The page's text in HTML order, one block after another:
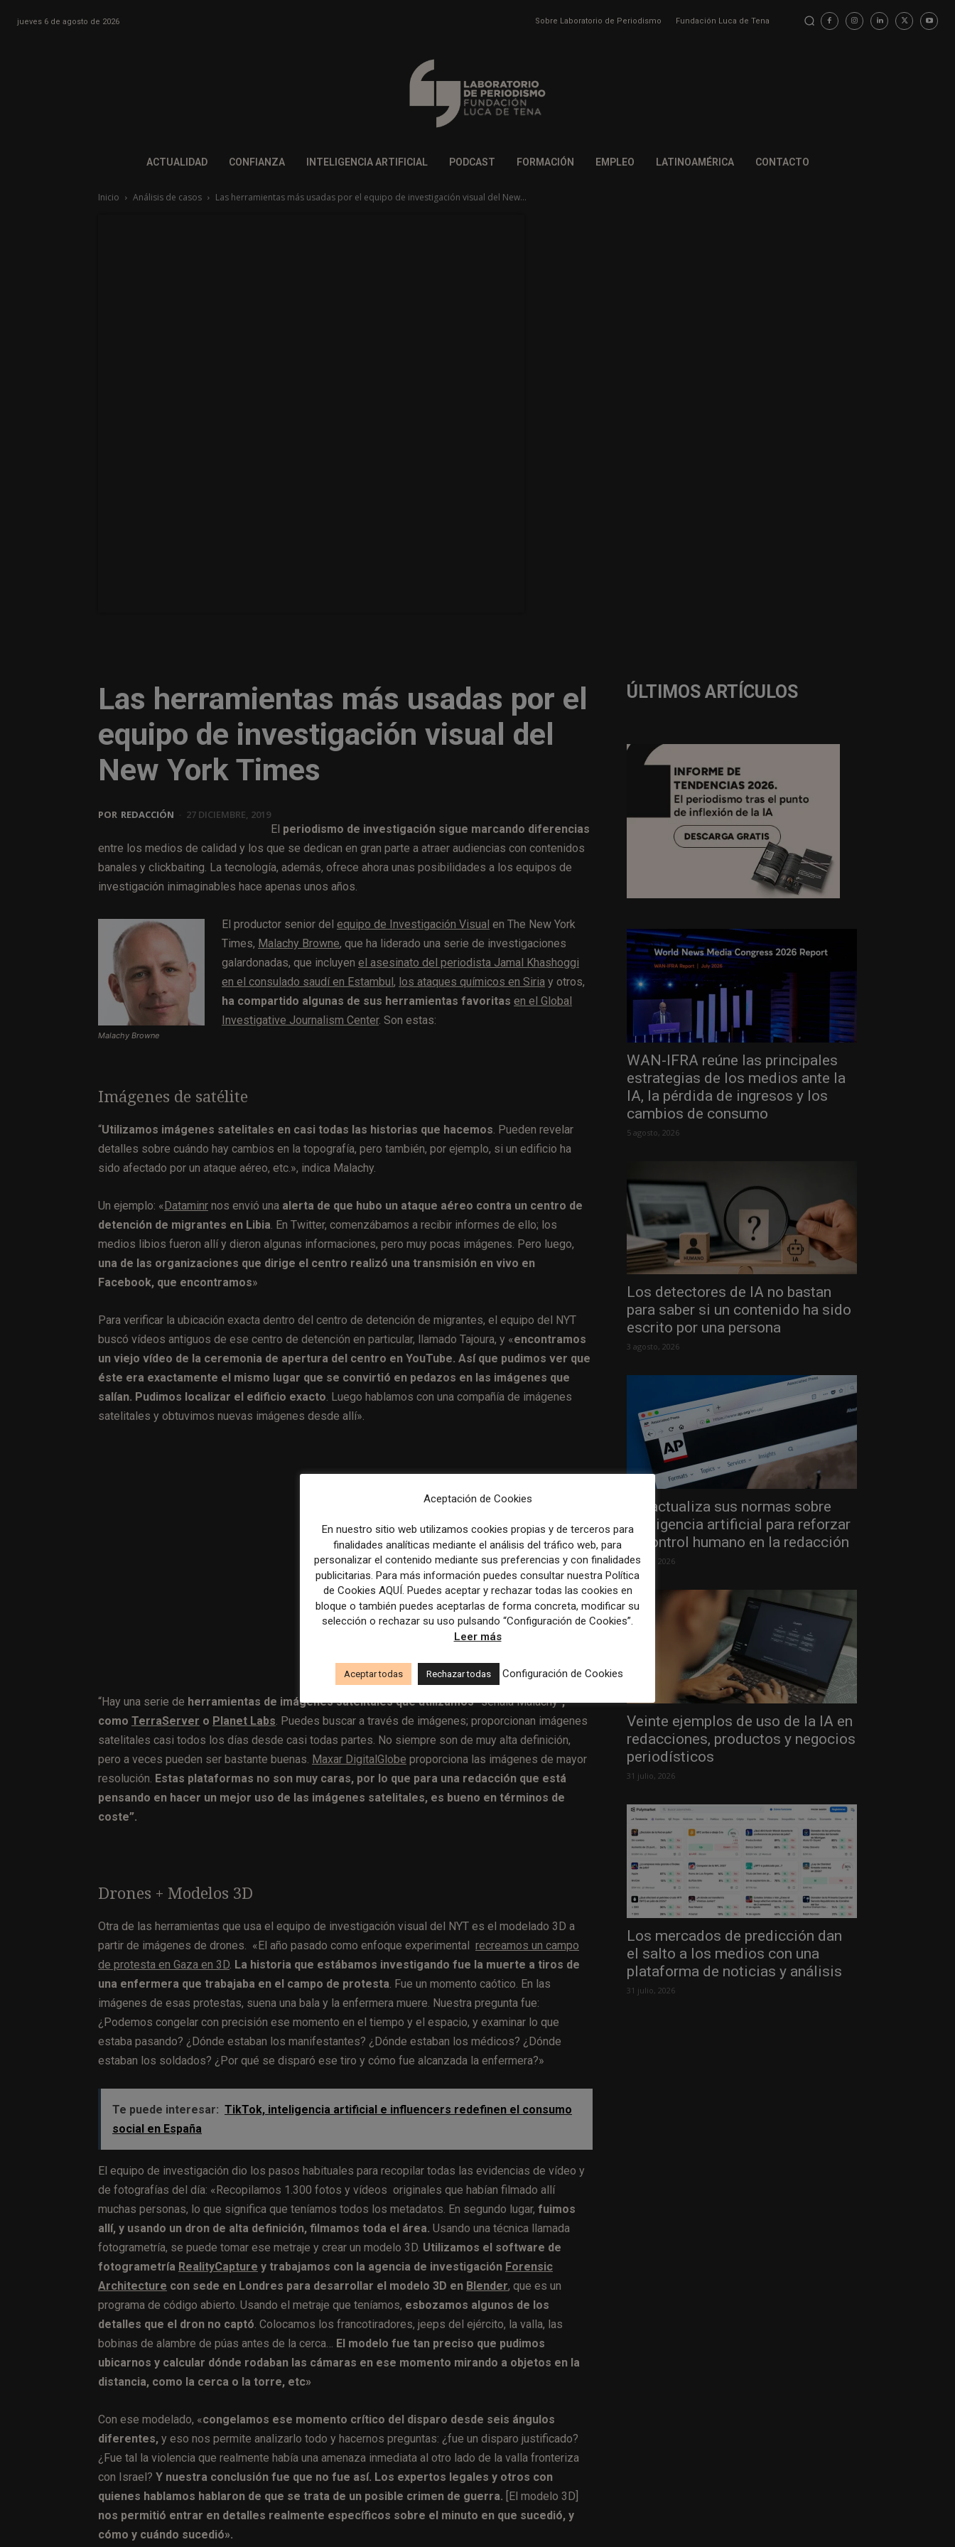
jueves 6 de agosto de 2026 Sobre Laboratorio de Periodismo Fundación Luca de Tena
ACTUALIDAD CONFIANZA INTELIGENCIA ARTIFICIAL PODCAST FORMACIÓN EMPLEO LATINOAMÉRICA CONTACTO
Inicio Análisis de casos Las herramientas más usadas por el equipo de investigación visual del New...
Las herramientas más usadas por el
equipo de investigación visual del
New York Times
POR REDACCIÓN 27 DICIEMBRE, 2019
El periodismo de investigación sigue marcando diferencias
entre los medios de calidad y los que se dedican en gran parte a atraer audiencias con contenidos
banales y clickbaiting. La tecnología, además, ofrece ahora unas posibilidades a los equipos de
investigación inimaginables hace apenas unos años.
Malachy Browne
El productor senior del equipo de Investigación Visual en The New York
Times, Malachy Browne, que ha liderado una serie de investigaciones
galardonadas, que incluyen el asesinato del periodista Jamal Khashoggi
en el consulado saudí en Estambul , los ataques químicos en Siria y otros,
ha compartido algunas de sus herramientas favoritas en el Global
Investigative Journalism Center. Son estas:
Imágenes de satélite
“Utilizamos imágenes satelitales en casi todas las historias que hacemos. Pueden revelar
detalles sobre cuándo hay cambios en la topografía, pero también, por ejemplo, si un edificio ha
sido afectado por un ataque aéreo, etc.», indica Malachy.
Un ejemplo: « Dataminr nos envió una alerta de que hubo un ataque aéreo contra un centro de
detención de migrantes en Libia. En Twitter, comenzábamos a recibir informes de ello; los
medios libios fueron allí y dieron algunas informaciones, pero muy pocas imágenes. Pero luego,
una de las organizaciones que dirige el centro realizó una transmisión en vivo en
Facebook, que encontramos»
Para verificar la ubicación exacta dentro del centro de detención de migrantes, el equipo del NYT
buscó vídeos antiguos de ese centro de detención en particular, llamado Tajoura, y «encontramos
un viejo vídeo de la ceremonia de apertura del centro en YouTube. Así que pudimos ver que
éste era exactamente el mismo lugar que se convirtió en pedazos en las imágenes que
salían. Pudimos localizar el edificio exacto. Luego hablamos con una compañía de imágenes
satelitales y obtuvimos nuevas imágenes desde allí».
“Hay una serie de herramientas de imágenes satelitales que utilizamos-señala Malachy-,
como TerraServer o Planet Labs. Puedes buscar a través de imágenes; proporcionan imágenes
satelitales casi todos los días desde casi todas partes. No siempre son de muy alta definición,
pero a veces pueden ser bastante buenas. Maxar DigitalGlobe proporciona las imágenes de mayor
resolución. Estas plataformas no son muy caras, por lo que para una redacción que está
pensando en hacer un mejor uso de las imágenes satelitales, es bueno en términos de
coste”.
Drones + Modelos 3D
Otra de las herramientas que usa el equipo de investigación visual del NYT es el modelado 3D a
partir de imágenes de drones. «El año pasado como enfoque experimental recreamos un campo
de protesta en Gaza en 3D. La historia que estábamos investigando fue la muerte a tiros de
una enfermera que trabajaba en el campo de protesta. Fue un momento caótico. En las
imágenes de esas protestas, suena una bala y la enfermera muere. Nuestra pregunta fue:
¿Podemos congelar con precisión ese momento en el tiempo y el espacio, y examinar lo que
estaba pasando? ¿Dónde estaban los manifestantes? ¿Dónde estaban los médicos? ¿Dónde
estaban los soldados? ¿Por qué se disparó ese tiro y cómo fue alcanzada la enfermera?»
Te puede interesar: TikTok, inteligencia artificial e influencers redefinen el consumo
social en España
El equipo de investigación dio los pasos habituales para recopilar todas las evidencias de vídeo y
de fotografías del día: «Recopilamos 1.300 fotos y vídeos originales que habían filmado allí
muchas personas, lo que significa que teníamos todos los metadatos. En segundo lugar, fuimos
allí, y usando un dron de alta definición, filmamos toda el área. Usando una técnica llamada
fotogrametría, se puede tomar ese metraje y crear un modelo 3D. Utilizamos el software de
fotogrametría RealityCapture y trabajamos con la agencia de investigación Forensic
Architecture con sede en Londres para desarrollar el modelo 3D en Blender, que es un
programa de código abierto. Usando el metraje que teníamos, esbozamos algunos de los
detalles que el dron no captó. Colocamos los francotiradores, jeeps del ejército, la valla, las
bobinas de alambre de púas antes de la cerca… El modelo fue tan preciso que pudimos
ubicarnos y calcular dónde rodaban las cámaras en ese momento mirando a objetos en la
distancia, como la cerca o la torre, etc»
Con ese modelado, «congelamos ese momento crítico del disparo desde seis ángulos
diferentes, y eso nos permite analizarlo todo y hacernos preguntas: ¿fue un disparo justificado?
¿Fue tal la violencia que realmente había una amenaza inmediata al otro lado de la valla fronteriza
con Israel? Y nuestra conclusión fue que no fue así. Los expertos legales y otros con
quienes hablamos hablaron de que se trata de un posible crimen de guerra. [El modelo 3D]
nos permitió entrar en detalles realmente específicos sobre el minuto en que sucedió, y
cómo y cuándo sucedió».
ÚLTIMOS ARTÍCULOS
WAN-IFRA reúne las principales
estrategias de los medios ante la
IA, la pérdida de ingresos y los
cambios de consumo
5 agosto, 2026
Los detectores de IA no bastan
para saber si un contenido ha sido
escrito por una persona
3 agosto, 2026
AP actualiza sus normas sobre
inteligencia artificial para reforzar
el control humano en la redacción
31 julio, 2026
Veinte ejemplos de uso de la IA en
redacciones, productos y negocios
periodísticos
31 julio, 2026
Los mercados de predicción dan
el salto a los medios con una
plataforma de noticias y análisis
31 julio, 2026
Aceptación de Cookies
En nuestro sitio web utilizamos cookies propias y de terceros para
finalidades analíticas mediante el análisis del tráfico web, para
personalizar el contenido mediante sus preferencias y con finalidades
publicitarias. Para más información puedes consultar nuestra Política
de Cookies AQUÍ. Puedes aceptar y rechazar todas las cookies en
bloque o también puedes aceptarlas de forma concreta, modificar su
selección o rechazar su uso pulsando “Configuración de Cookies”.
Leer más
Aceptar todas Rechazar todas Configuración de Cookies